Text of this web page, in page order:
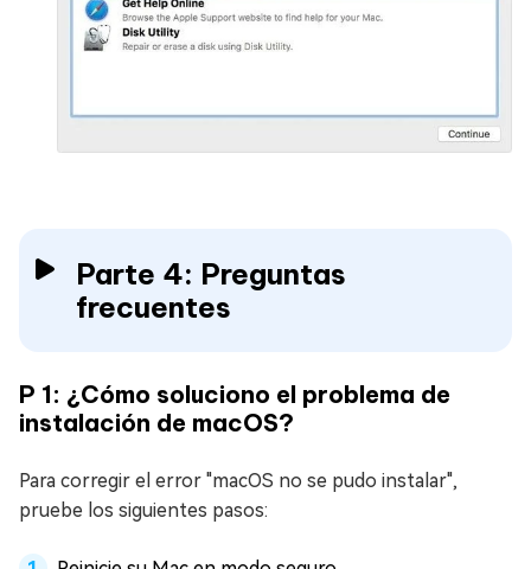
Parte 4: Preguntas
frecuentes
P 1: ¿Cómo soluciono el problema de
instalación de macOS?
Para corregir el error "macOS no se pudo instalar",
pruebe los siguientes pasos: